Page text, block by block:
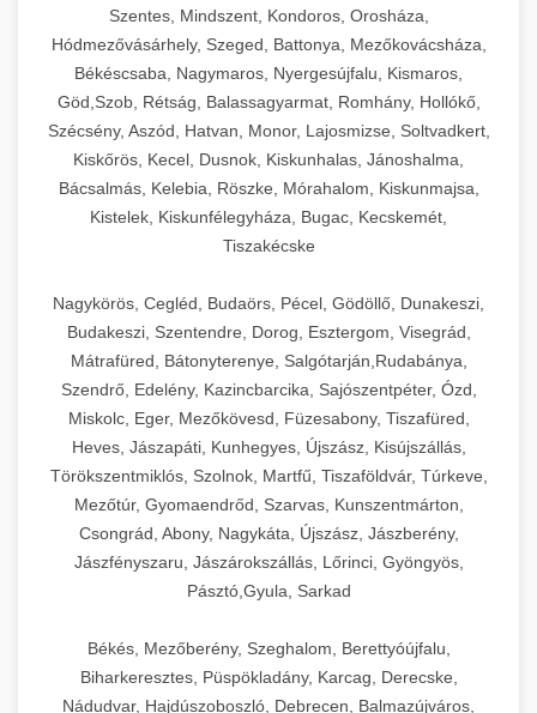
Szentes, Mindszent, Kondoros, Orosháza,
Hódmezővásárhely, Szeged, Battonya, Mezőkovácsháza,
Békéscsaba, Nagymaros, Nyergesújfalu, Kismaros,
Göd,Szob, Rétság, Balassagyarmat, Romhány, Hollókő,
Szécsény, Aszód, Hatvan, Monor, Lajosmizse, Soltvadkert,
Kiskőrös, Kecel, Dusnok, Kiskunhalas, Jánoshalma,
Bácsalmás, Kelebia, Röszke, Mórahalom, Kiskunmajsa,
Kistelek, Kiskunfélegyháza, Bugac, Kecskemét,
Tiszakécske
Nagykörös, Cegléd, Budaörs, Pécel, Gödöllő, Dunakeszi,
Budakeszi, Szentendre, Dorog, Esztergom, Visegrád,
Mátrafüred, Bátonyterenye, Salgótarján,Rudabánya,
Szendrő, Edelény, Kazincbarcika, Sajószentpéter, Ózd,
Miskolc, Eger, Mezőkövesd, Füzesabony, Tiszafüred,
Heves, Jászapáti, Kunhegyes, Újszász, Kisújszállás,
Törökszentmiklós, Szolnok, Martfű, Tiszaföldvár, Túrkeve,
Mezőtúr, Gyomaendrőd, Szarvas, Kunszentmárton,
Csongrád, Abony, Nagykáta, Újszász, Jászberény,
Jászfényszaru, Jászárokszállás, Lőrinci, Gyöngyös,
Pásztó,Gyula, Sarkad
Békés, Mezőberény, Szeghalom, Berettyóújfalu,
Biharkeresztes, Püspökladány, Karcag, Derecske,
Nádudvar, Hajdúszoboszló, Debrecen, Balmazújváros,